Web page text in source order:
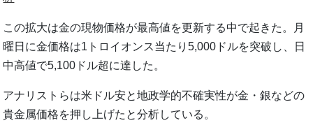
この拡大は金の現物価格が最高値を更新する中で起きた。月
曜日に金価格は1トロイオンス当たり5,000ドルを突破し、日
中高値で5,100ドル超に達した。
アナリストらは米ドル安と地政学的不確実性が金・銀などの
貴金属価格を押し上げたと分析している。